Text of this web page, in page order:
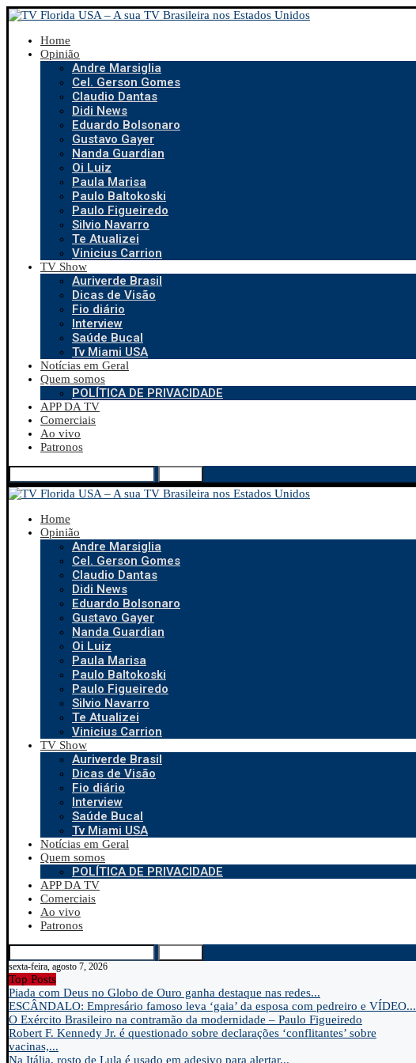
Home
Opinião
Andre Marsiglia
Cel. Gerson Gomes
Claudio Dantas
Didi News
Eduardo Bolsonaro
Gustavo Gayer
Nanda Guardian
Oi Luiz
Paula Marisa
Paulo Baltokoski
Paulo Figueiredo
Silvio Navarro
Te Atualizei
Vinicius Carrion
TV Show
Auriverde Brasil
Dicas de Visão
Fio diário
Interview
Saúde Bucal
Tv Miami USA
Notícias em Geral
Quem somos
POLÍTICA DE PRIVACIDADE
APP DA TV
Comerciais
Ao vivo
Patronos
Home
Opinião
Andre Marsiglia
Cel. Gerson Gomes
Claudio Dantas
Didi News
Eduardo Bolsonaro
Gustavo Gayer
Nanda Guardian
Oi Luiz
Paula Marisa
Paulo Baltokoski
Paulo Figueiredo
Silvio Navarro
Te Atualizei
Vinicius Carrion
TV Show
Auriverde Brasil
Dicas de Visão
Fio diário
Interview
Saúde Bucal
Tv Miami USA
Notícias em Geral
Quem somos
POLÍTICA DE PRIVACIDADE
APP DA TV
Comerciais
Ao vivo
Patronos
sexta-feira, agosto 7, 2026
Top Posts
Piada com Deus no Globo de Ouro ganha destaque nas redes...
ESCÂNDALO: Empresário famoso leva ‘gaia’ da esposa com pedreiro e VÍDEO...
O Exército Brasileiro na contramão da modernidade – Paulo Figueiredo
Robert F. Kennedy Jr. é questionado sobre declarações ‘conflitantes’ sobre
vacinas,...
Na Itália, rosto de Lula é usado em adesivo para alertar...